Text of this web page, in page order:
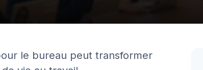
le bureau peut transformer